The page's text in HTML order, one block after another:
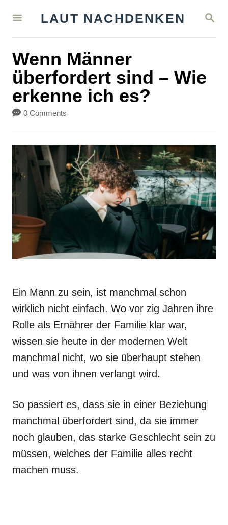
S
A
H
LAUT NACHDENKEN
Wenn Männer
überfordert sind – Wie
erkenne ich es?
0 Comments
Ein Mann zu sein, ist manchmal schon
wirklich nicht einfach. Wo vor zig Jahren ihre
Rolle als Ernährer der Familie klar war,
wissen sie heute in der modernen Welt
manchmal nicht, wo sie überhaupt stehen
und was von ihnen verlangt wird.
So passiert es, dass sie in einer Beziehung
manchmal überfordert sind, da sie immer
noch glauben, das starke Geschlecht sein zu
müssen, welches der Familie alles recht
machen muss.